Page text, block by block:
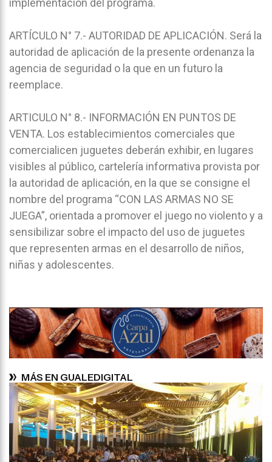
implementación del programa.
ARTÍCULO N° 7.- AUTORIDAD DE APLICACIÓN. Será la
autoridad de aplicación de la presente ordenanza la
agencia de seguridad o la que en un futuro la
reemplace.
ARTICULO N° 8.- INFORMACIÓN EN PUNTOS DE
VENTA. Los establecimientos comerciales que
comercialicen juguetes deberán exhibir, en lugares
visibles al público, cartelería informativa provista por
la autoridad de aplicación, en la que se consigne el
nombre del programa “CON LAS ARMAS NO SE
JUEGA”, orientada a promover el juego no violento y a
sensibilizar sobre el impacto del uso de juguetes
que representen armas en el desarrollo de niños,
niñas y adolescentes.
MÁS EN GUALEDIGITAL